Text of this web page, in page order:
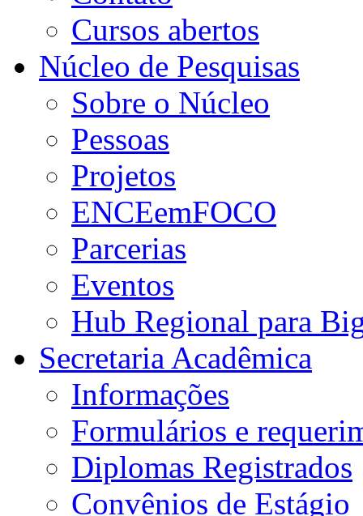
Cursos abertos
Núcleo de Pesquisas
Sobre o Núcleo
Pessoas
Projetos
ENCEemFOCO
Parcerias
Eventos
Hub Regional para
Secretaria Acadêmica
Informações
Formulários e
Diplomas Registrados
Convênios de Estágio